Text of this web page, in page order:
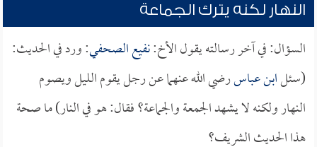
النهار لكنه يترك الجماعة
السؤال: في آخر رسالته يقول الأخ:نفيع الصحفي: ورد في الحديث:
(سئلابن عباسرضي الله عنهما عن رجل يقوم الليل ويصوم
النهار ولكنه لا يشهد الجمعة والجماعة؟ فقال: هو في النار) ما صحة
هذا الحديث الشريف؟